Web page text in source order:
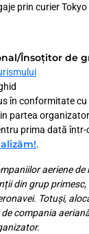
prin curier
Însoțitor de
în conformitate cu
partea
prima dată
.
aeriene
din grup primesc,
Totuși,
compania